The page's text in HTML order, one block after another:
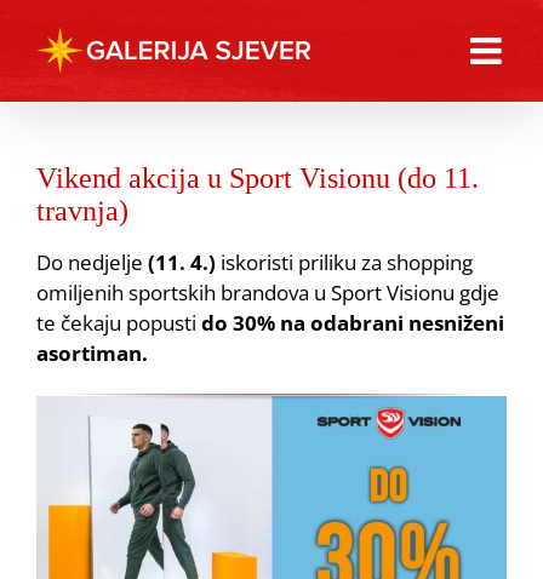
content
Vikend akcija u Sport Visionu (do 11.
travnja)
Do nedjelje (11. 4.) iskoristi priliku za shopping
omiljenih sportskih brandova u Sport Visionu gdje
te čekaju popusti do 30% na odabrani nesniženi
asortiman.